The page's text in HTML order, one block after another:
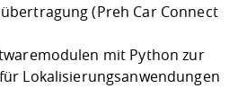
(Preh Car Connect
mit Python zur
Lokalisierungsanwendungen